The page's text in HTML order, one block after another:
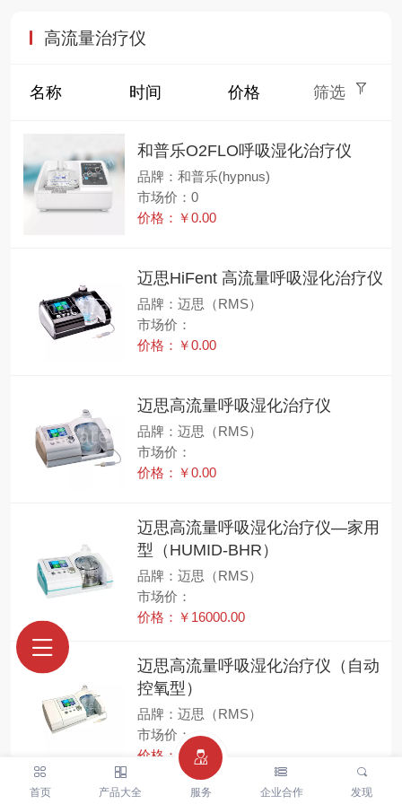
高流量治疗仪
名称 时间 价格 筛选
和普乐O2FLO呼吸湿化治疗仪
品牌：和普乐(hypnus)
市场价：0
价格：￥0.00
迈思HiFent 高流量呼吸湿化治疗仪
品牌：迈思（RMS）
市场价：
价格：￥0.00
迈思高流量呼吸湿化治疗仪
品牌：迈思（RMS）
市场价：
价格：￥0.00
迈思高流量呼吸湿化治疗仪—家用
型（HUMID-BHR）
品牌：迈思（RMS）
市场价：
价格：￥16000.00
迈思高流量呼吸湿化治疗仪（自动
控氧型）
品牌：迈思（RMS）
市场价：
价格：￥0.00
首页 产品大全 服务 企业合作 发现